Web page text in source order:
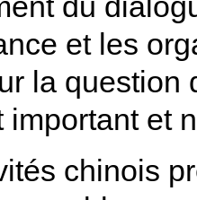
et les
la question
important et
chinois